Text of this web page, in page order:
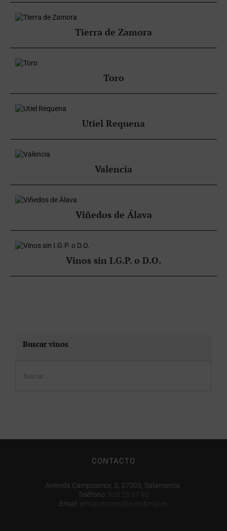
Tierra de Zamora
Toro
Utiel Requena
Valencia
Viñedos de Álava
Vinos sin I.G.P. o D.O.
Buscar vinos
CONTACTO
Avenida Campoamor, 3, 37003, Salamanca.
Teléfono:
Email: